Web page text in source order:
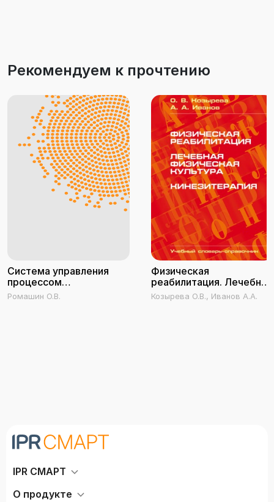
Рекомендуем к прочтению
Система управления
процессом
целенаправленного
Ромашин О.В.
Физическая
реабилитация. Лечебная
физическая культура.
Кинезитерапия
Козырева О.В., Иванов А.А.
IPR СМАРТ
О продукте